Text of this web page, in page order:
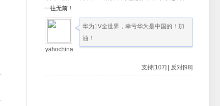
一往无前！
yahochina
华为1V全世界，幸亏华为是中国的！加
油！
支持[107] 反对[98]